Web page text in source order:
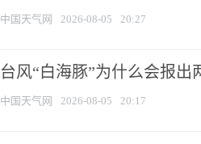
中国天气网 2026-08-05 20:27
台风“白海豚”为什么会报出
中国天气网 2026-08-05 20:17